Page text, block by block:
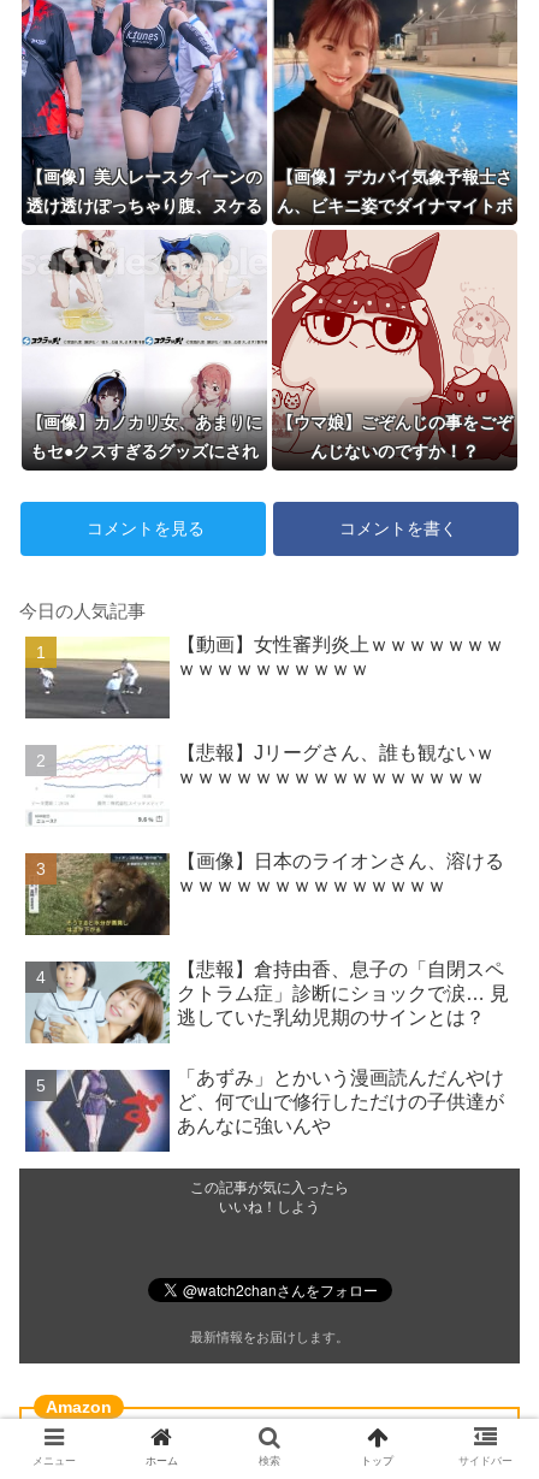
ん！！！無料券よこせ
や！！！！」と怒鳴って…
事院の勧告を受け
【画像】美人レースクイーンの
透け透けぽっちゃり腹、ヌケる
【画像】デカパイ気象予報士さ
ん、ビキニ姿でダイナマイトボ
ディを解禁wwwwww
【画像】カノカリ女、あまりに
もセ●クスすぎるグッズにされ
【ウマ娘】ごぞんじの事をごぞ
んじないのですか！？
コメントを見る コメントを書く
今日の人気記事
【動画】女性審判炎上ｗｗｗｗｗｗｗ
ｗｗｗｗｗｗｗｗｗｗ
【悲報】Jリーグさん、誰も観ないｗ
ｗｗｗｗｗｗｗｗｗｗｗｗｗｗｗｗ
【画像】日本のライオンさん、溶ける
ｗｗｗｗｗｗｗｗｗｗｗｗｗｗ
【悲報】倉持由香、息子の「自閉スペ
クトラム症」診断にショックで涙… 見
逃していた乳幼児期のサインとは？
「あずみ」とかいう漫画読んだんやけ
ど、何で山で修行しただけの子供達が
あんなに強いんや
この記事が気に入ったら
いいね！しよう
最新情報をお届けします。
メニュー ホーム 検索 トップ サイドバー